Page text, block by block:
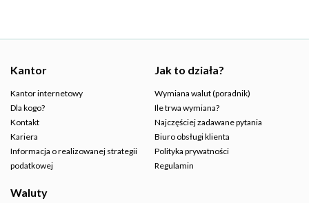
Kantor
Kantor internetowy
Dla kogo?
Kontakt
Kariera
Informacja o realizowanej strategii
podatkowej
Jak to działa?
Wymiana walut (poradnik)
Ile trwa wymiana?
Najczęściej zadawane pytania
Biuro obsługi klienta
Polityka prywatności
Regulamin
Waluty